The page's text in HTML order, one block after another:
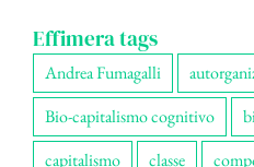
Effimera tags
Andrea Fumagalli
Bio-capitalismo cognitivo
capitalismo
classe